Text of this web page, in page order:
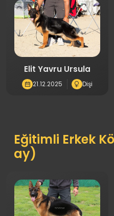
Elit Yavru Ursula
21.12.2025 Dişi
Eğitimli Erkek
ay)